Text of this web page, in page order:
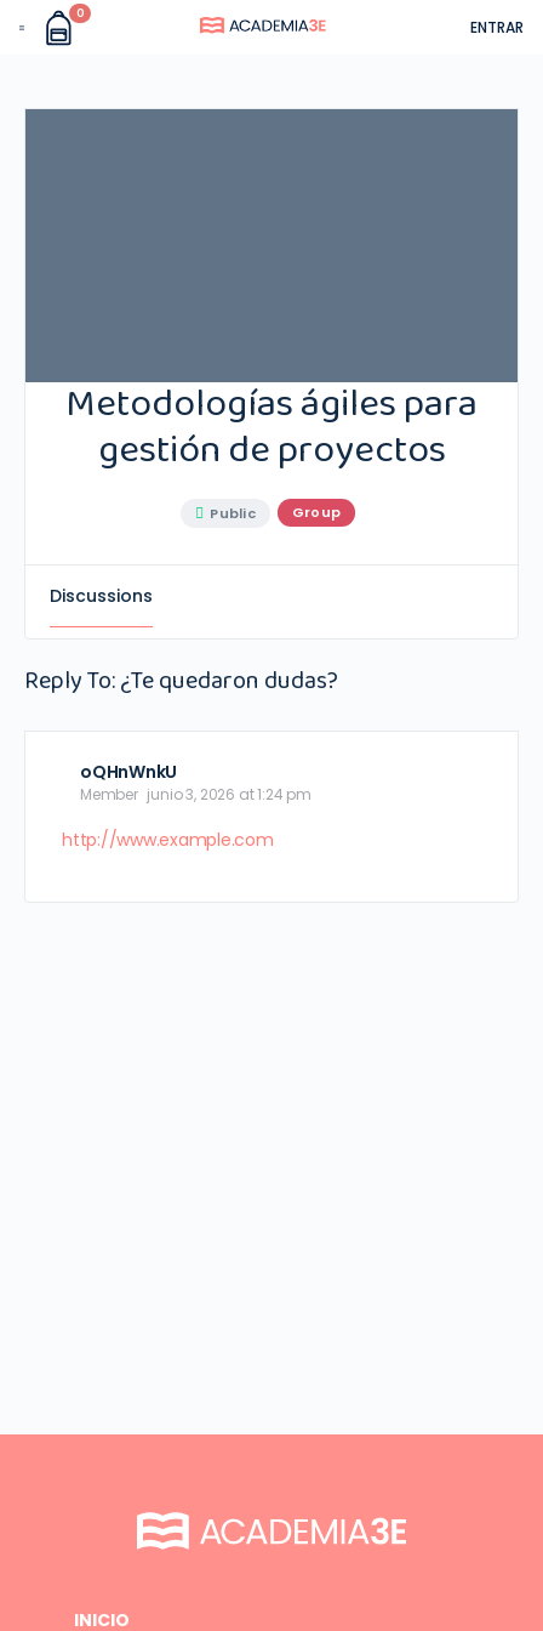
0
ENTRAR
Metodologías ágiles para
gestión de proyectos
Public Group
Discussions
Reply To: ¿Te quedaron dudas?
oQHnWnkU
Member junio 3, 2026 at 1:24 pm
http://www.example.com
INICIO